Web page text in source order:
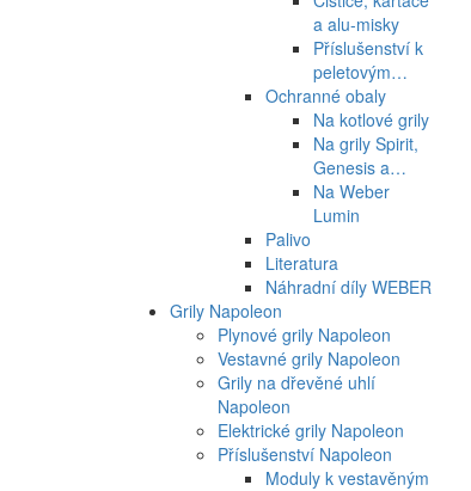
a alu-misky
Příslušenství k
peletovým…
Ochranné obaly
Na kotlové grily
Na grily Spirit,
Genesis a…
Na Weber
Lumin
Palivo
Literatura
Náhradní díly WEBER
Grily Napoleon
Plynové grily Napoleon
Vestavné grily Napoleon
Grily na dřevěné uhlí
Napoleon
Elektrické grily Napoleon
Příslušenství Napoleon
Moduly k vestavěným